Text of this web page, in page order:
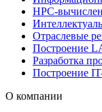
HPC-
Отраслевые
Построение
Разработка
Построение
О компании